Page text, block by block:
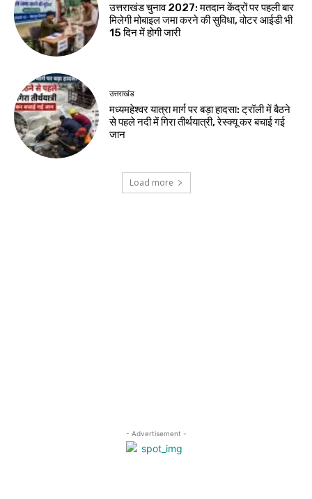
उत्तराखंड चुनाव 2027: मतदान केंद्रों पर पहली बार
मिलेगी मोबाइल जमा करने की सुविधा, वोटर आईडी भी
15 दिन में होगी जारी
उत्तराखंड
मध्यमहेश्वर यात्रा मार्ग पर बड़ा हादसा: ट्रॉली में बैठने
से पहले नदी में गिरा तीर्थयात्री, रेस्क्यू कर बचाई गई
जान
Load more
- Advertisement -